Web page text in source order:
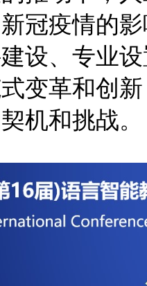
冠疫情的
设、专业
变革和创
机和挑战。